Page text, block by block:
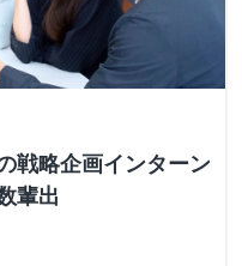
戦略企画インターン
輩出